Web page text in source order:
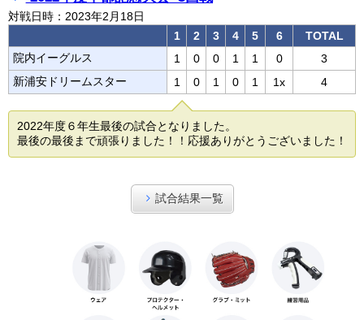
対戦日時：2023年2月18日
1
2 3 4 5 6
TOTAL
院内イーグルス
1 0 0 1 1 0
3
新浦安ドリームスター
1 0 1 0 1 1x 4
2022年度６年生最後の試合となりました。
最後の最後まで頑張りました！！応援ありがとうございました！
試合結果一覧